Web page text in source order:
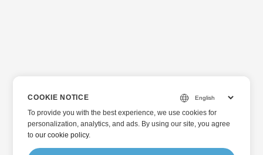
COOKIE NOTICE
To provide you with the best experience, we use cookies for
personalization, analytics, and ads. By using our site, you agree
toour cookie policy.